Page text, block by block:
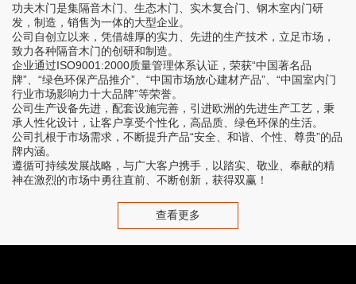
功夫木门是集隔音木门、生态木门、实木复合门、钢木室内门研
发，制造，销售为一体的大型企业。
公司自创立以来，凭借雄厚的实力、先进的生产技术，立足市场，
致力各种隔音木门的创研和制造。
企业通过ISO9001:2000质量管理体系认证，荣获“中国著名品
牌”、“绿色环保产品推介”、“中国市场放心建材产品”、“中国室内门
行业市场影响力十大品牌”等荣誉。
公司生产设备先进，配套设施完善，引进欧洲的先进生产工艺，秉
承人性化设计，让客户享受个性化，高品质、绿色环保的生活。
公司扎根于市场需求，不断提升产品“安全、和谐、个性、尊贵”的品
牌内涵。
遵循可持续发展战略，与广大客户携手，以踏实、敬业、奉献的精
神在激烈的市场中勇往直前、不断创新，获得双赢！
查看更多